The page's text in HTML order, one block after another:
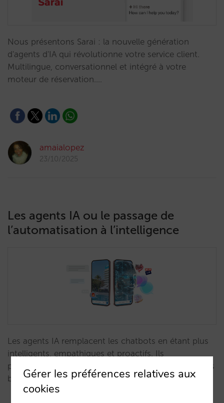
Nous présentons Sarai : la nouvelle génération
d'agents d'IA qui révolutionne votre service client.
Multilingue, conversationnel et intégré à votre
moteur de réservation.…
amaialopez
23/10/2025
Les agents IA ou le passage de
l’automatisation à l’intelligence
Les agents IA remplacent les chatbots en étant plus
intelligents, empathiques et proactifs. Ils
personnalisent l’expérience du client et anticipent ses
besoins.…
Gérer les préférences relatives aux
cookies